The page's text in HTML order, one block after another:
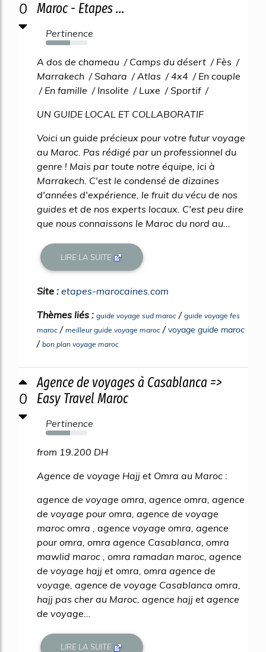
0
Maroc - Etapes ...
Pertinence
59%
A dos de chameau / Camps du désert / Fès /
Marrakech / Sahara / Atlas / 4x4 / En couple
/ En famille / Insolite / Luxe / Sportif /
UN GUIDE LOCAL ET COLLABORATIF
Voici un guide précieux pour votre futur voyage
au Maroc. Pas rédigé par un professionnel du
genre ! Mais par toute notre équipe, ici à
Marrakech. C'est le condensé de dizaines
d'années d'expérience, le fruit du vécu de nos
guides et de nos experts locaux. C'est peu dire
que nous connaissons le Maroc du nord au...
LIRE LA SUITE
Site : etapes-marocaines.com
Thèmes liés : guide voyage sud maroc / guide voyage fes
maroc / meilleur guide voyage maroc /voyage guide maroc
/ bon plan voyage maroc
0
Agence de voyages à Casablanca =>
Easy Travel Maroc
Pertinence
59%
from 19.200 DH
Agence de voyage Hajj et Omra au Maroc :
agence de voyage omra, agence omra, agence
de voyage pour omra, agence de voyage
maroc omra , agence voyage omra, agence
pour omra, omra agence Casablanca, omra
mawlid maroc , omra ramadan maroc, agence
de voyage hajj et omra, omra agence de
voyage, agence de voyage Casablanca omra,
hajj pas cher au Maroc, agence hajj et agence
de voyage...
LIRE LA SUITE